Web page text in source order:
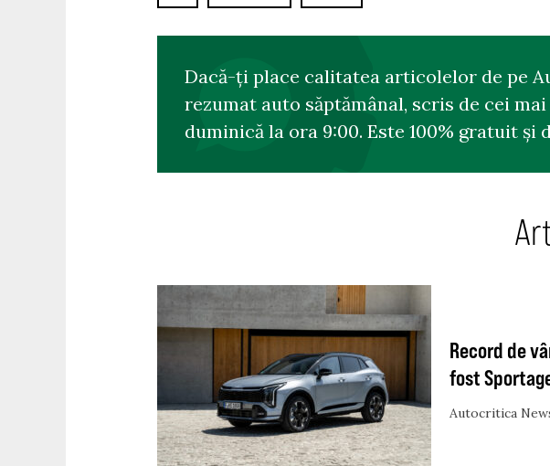
Dacă-ți place calitatea articolelor de pe
rezumat auto săptămânal, scris de cei
duminică la ora 9:00. Este 100% gratuit
Record de
fost
Autocritica